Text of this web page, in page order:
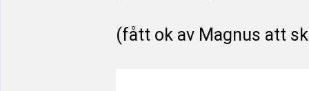
(fått ok av Magnus att